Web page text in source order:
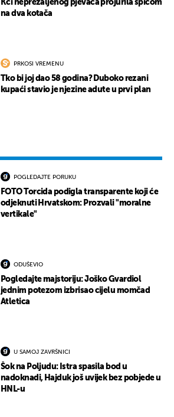
Kći neprežaljenog pjevača projurila špicom
na dva kotača
PRKOSI VREMENU
Tko bi joj dao 58 godina? Duboko rezani
kupaći stavio je njezine adute u prvi plan
POGLEDAJTE PORUKU
FOTO Torcida podigla transparente koji će
odjeknuti Hrvatskom: Prozvali "moralne
vertikale"
ODUŠEVIO
Pogledajte majstoriju: Joško Gvardiol
jednim potezom izbrisao cijelu momčad
Atletica
U SAMOJ ZAVRŠNICI
Šok na Poljudu: Istra spasila bod u
nadoknadi, Hajduk još uvijek bez pobjede u
HNL-u